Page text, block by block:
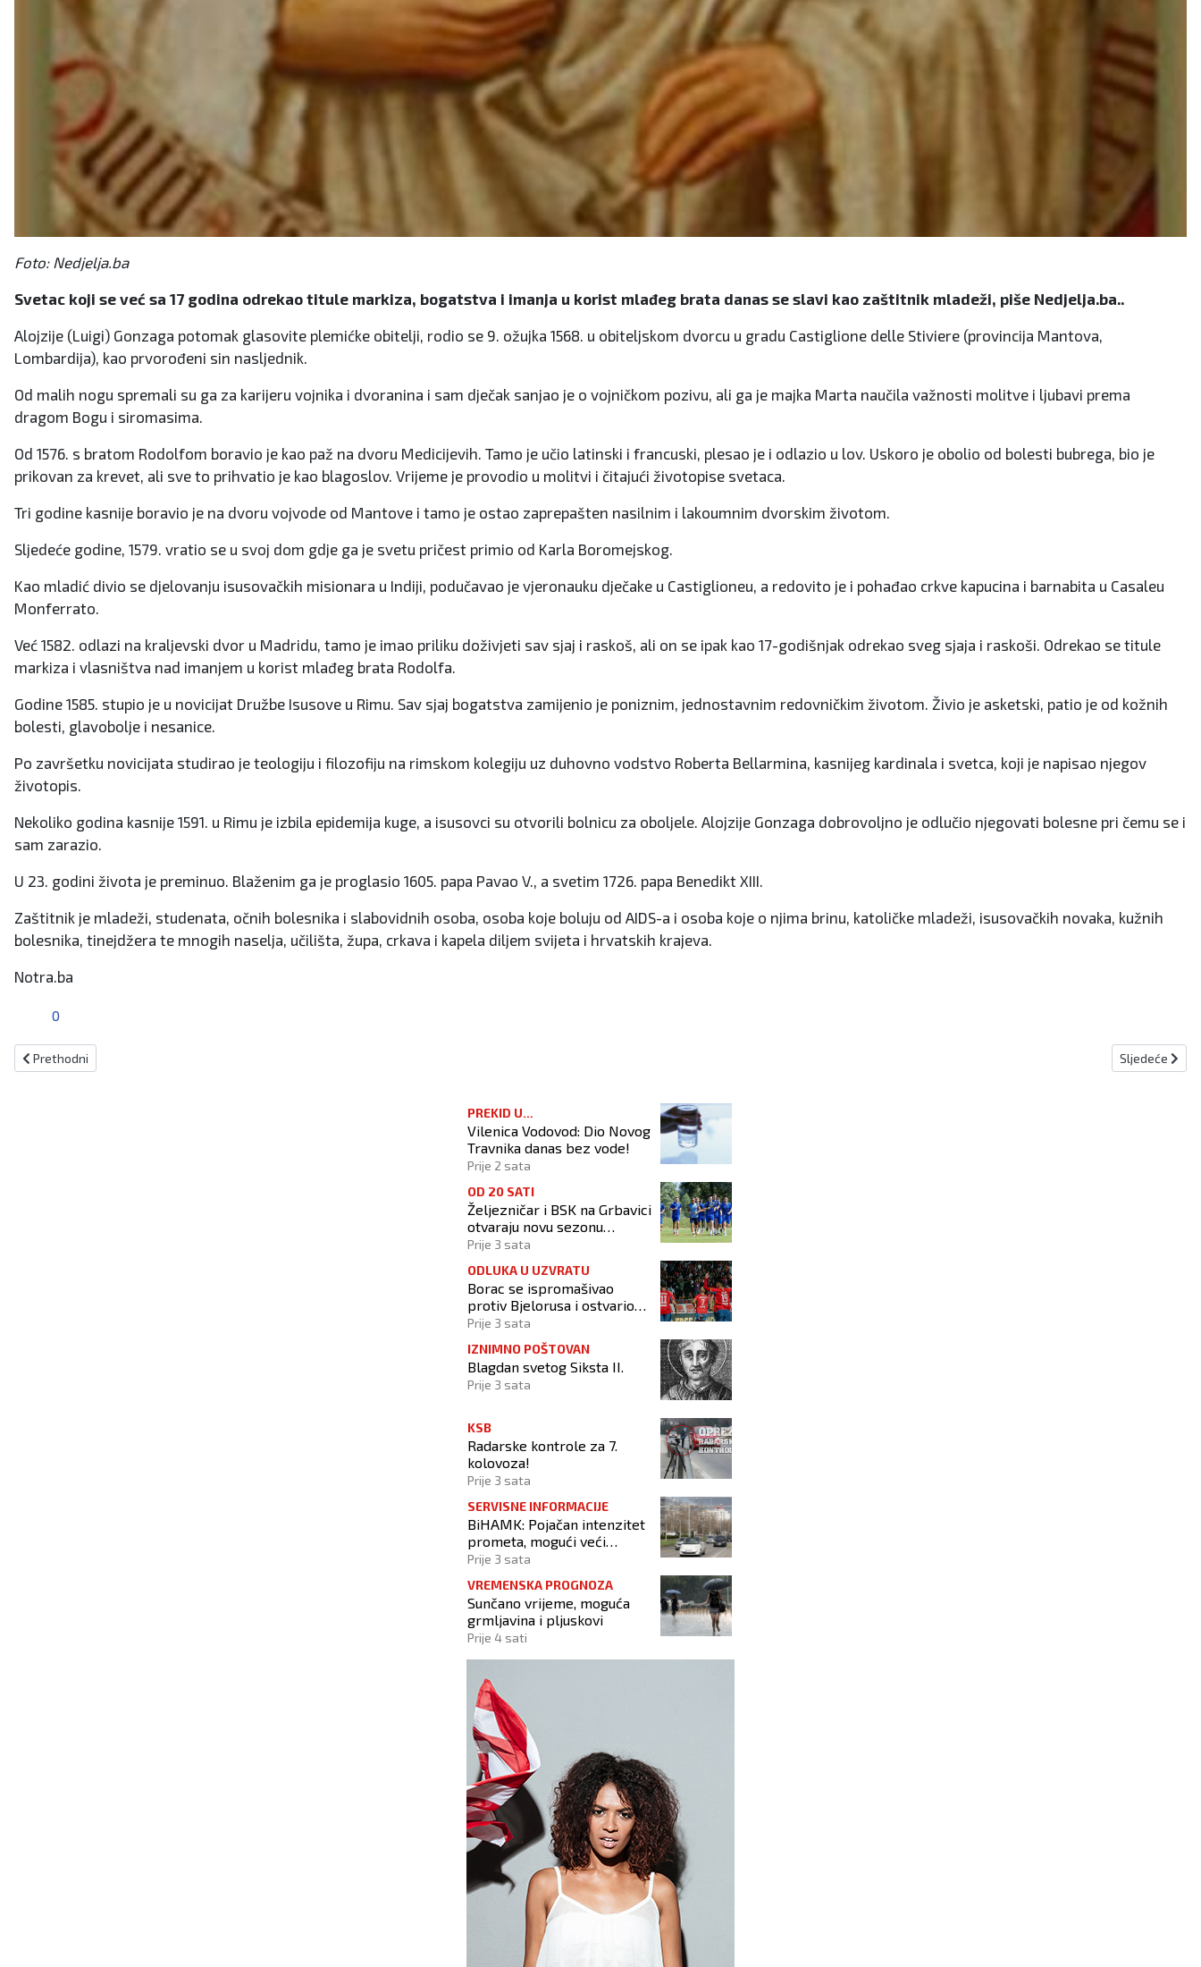
Foto: Nedjelja.ba
Svetac koji se već sa 17 godina odrekao titule markiza, bogatstva i imanja u korist mlađeg brata danas se slavi kao zaštitnik mladeži, piše Nedjelja.ba..
Alojzije (Luigi) Gonzaga potomak glasovite plemićke obitelji, rodio se 9. ožujka 1568. u obiteljskom dvorcu u gradu Castiglione delle Stiviere (provincija Mantova,
Lombardija), kao prvorođeni sin nasljednik.
Od malih nogu spremali su ga za karijeru vojnika i dvoranina i sam dječak sanjao je o vojničkom pozivu, ali ga je majka Marta naučila važnosti molitve i ljubavi prema
dragom Bogu i siromasima.
Od 1576. s bratom Rodolfom boravio je kao paž na dvoru Medicijevih. Tamo je učio latinski i francuski, plesao je i odlazio u lov. Uskoro je obolio od bolesti bubrega, bio je
prikovan za krevet, ali sve to prihvatio je kao blagoslov. Vrijeme je provodio u molitvi i čitajući životopise svetaca.
Tri godine kasnije boravio je na dvoru vojvode od Mantove i tamo je ostao zaprepašten nasilnim i lakoumnim dvorskim životom.
Sljedeće godine, 1579. vratio se u svoj dom gdje ga je svetu pričest primio od Karla Boromejskog.
Kao mladić divio se djelovanju isusovačkih misionara u Indiji, podučavao je vjeronauku dječake u Castiglioneu, a redovito je i pohađao crkve kapucina i barnabita u Casaleu
Monferrato.
Već 1582. odlazi na kraljevski dvor u Madridu, tamo je imao priliku doživjeti sav sjaj i raskoš, ali on se ipak kao 17-godišnjak odrekao sveg sjaja i raskoši. Odrekao se titule
markiza i vlasništva nad imanjem u korist mlađeg brata Rodolfa.
Godine 1585. stupio je u novicijat Družbe Isusove u Rimu. Sav sjaj bogatstva zamijenio je poniznim, jednostavnim redovničkim životom. Živio je asketski, patio je od kožnih
bolesti, glavobolje i nesanice.
Po završetku novicijata studirao je teologiju i filozofiju na rimskom kolegiju uz duhovno vodstvo Roberta Bellarmina, kasnijeg kardinala i svetca, koji je napisao njegov
životopis.
Nekoliko godina kasnije 1591. u Rimu je izbila epidemija kuge, a isusovci su otvorili bolnicu za oboljele. Alojzije Gonzaga dobrovoljno je odlučio njegovati bolesne pri čemu se i
sam zarazio.
U 23. godini života je preminuo. Blaženim ga je proglasio 1605. papa Pavao V., a svetim 1726. papa Benedikt XIII.
Zaštitnik je mladeži, studenata, očnih bolesnika i slabovidnih osoba, osoba koje boluju od AIDS-a i osoba koje o njima brinu, katoličke mladeži, isusovačkih novaka, kužnih
bolesnika, tinejdžera te mnogih naselja, učilišta, župa, crkava i kapela diljem svijeta i hrvatskih krajeva.
Notra.ba
0
Prethodni članak: Blagdan svetog Ivana Fishera
Prethodni Sljedeći
Sljedeće
PREKID U
VODOSNABDIJEVANJU
Vilenica Vodovod: Dio Novog
Travnika danas bez vode!
Prije 2 sata
OD 20 SATI
Željezničar i BSK na Grbavici
otvaraju novu sezonu
nogometnog prvenstva BiH
Prije 3 sata
ODLUKA U UZVRATU
Borac se ispromašivao
protiv Bjelorusa i ostvario
minimalno slavlje
Prije 3 sata
IZNIMNO POŠTOVAN
Blagdan svetog Siksta II.
Prije 3 sata
KSB
Radarske kontrole za 7.
kolovoza!
Prije 3 sata
SERVISNE INFORMACIJE
BiHAMK: Pojačan intenzitet
prometa, mogući veći
zastoji!
Prije 3 sata
VREMENSKA PROGNOZA
Sunčano vrijeme, moguća
grmljavina i pljuskovi
Prije 4 sati